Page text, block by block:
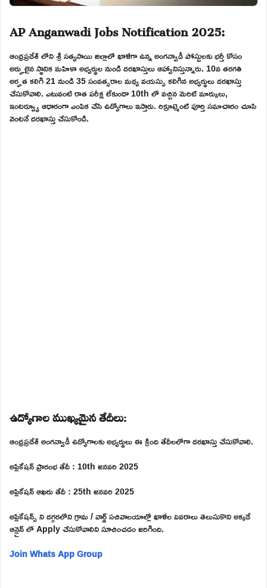
AP Anganwadi Jobs Notification 2025:
ఆంధ్రప్రదేశ్ లోని శ్రీ సత్యసాయి జిల్లాలో ఖాళీగా ఉన్న అంగన్వాడీ పోస్టులకు భర్తీ కోసం
అర్హులైన స్థానిక మహిళా అభ్యర్థుల నుండి దరఖాస్తులు ఆహ్వానిస్తున్నారు. 10వ తరగతి
అర్హత కలిగి 21 నుండి 35 సంవత్సరాల మధ్య వయస్సు కలిగిన అభ్యర్థులు దరఖాస్తు
చేసుకోవాలి. ఎటువంటి రాత పరీక్ష లేకుండా 10th లో వచ్చిన మెరిట్ మార్కులు,
ఇంటర్వ్యూ ఆధారంగా ఎంపిక చేసి ఉద్యోగాలు ఇస్తారు. రిక్రూట్మెంట్ పూర్తి సమాచారం చూసి
వెంటనే దరఖాస్తు చేసుకోండి.
ఉద్యోగాల ముఖ్యమైన తేదీలు:
ఆంధ్రప్రదేశ్ అంగన్వాడీ ఉద్యోగాలకు అభ్యర్థులు ఈ క్రింది తేదీలలోగా దరఖాస్తు చేసుకోవాలి.
అప్లికేషన్ ప్రారంభ తేదీ : 10th జనవరి 2025
అప్లికేషన్ ఆఖరు తేదీ : 25th జనవరి 2025
అప్లికేషన్స్ ని దగ్గరలోని గ్రామ / వార్డ్ సచివాలయాల్లో ఖాళీల వివరాలు తెలుసుకొని అక్కడే
ఆన్లైన్ లో Apply చేసుకోవాలిని సూచించడం జరిగింది.
Join Whats App Group